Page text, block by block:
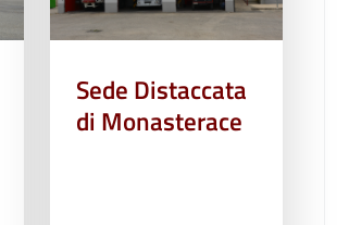
Sede Distaccata
di Monasterace